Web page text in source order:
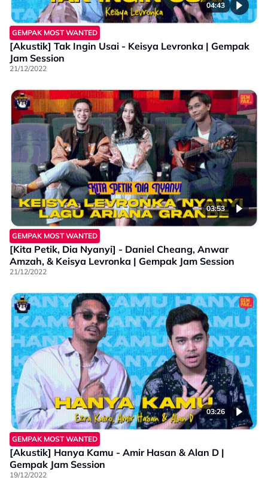
04:43
GEMPAK MOST WANTED
[Akustik] Tak Ingin Usai - Keisya Levronka | Gempak
Jam Session
21/12/2022
03:53
GEMPAK MOST WANTED
[Kita Petik, Dia Nyanyi] - Daniel Cheang, Anwar
Amzah, & Keisya Levronka | Gempak Jam Session
21/12/2022
03:26
GEMPAK MOST WANTED
[Akustik] Hanya Kamu - Amir Hasan & Alan D |
Gempak Jam Session
19/12/2022